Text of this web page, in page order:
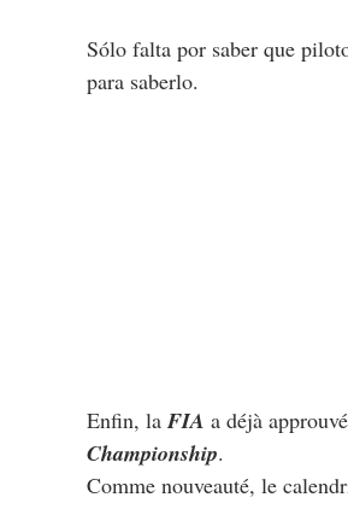
Sólo falta por saber que
para saberlo.
Enfin, la FIA a déjà
Championship.
Comme nouveauté, le